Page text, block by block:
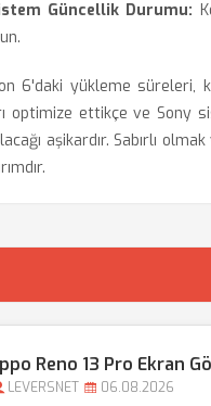
Güncellik Durumu:
6'daki yükleme süreleri,
optimize ettikçe ve
aşikardır. Sabırlı
Reno 13 Pro Ekran
LEVERSNET 06.08.2026